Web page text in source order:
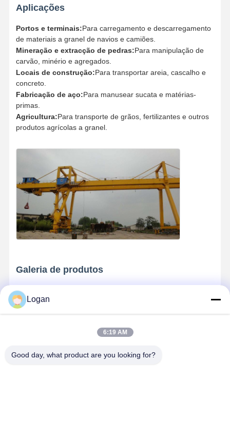
Aplicações
Portos e terminais:Para carregamento e descarregamento
de materiais a granel de navios e camiões.
Mineração e extracção de pedras:Para manipulação de
carvão, minério e agregados.
Locais de construção:Para transportar areia, cascalho e
concreto.
Fabricação de aço:Para manusear sucata e matérias-
primas.
Agricultura:Para transporte de grãos, fertilizantes e outros
produtos agrícolas a granel.
Galeria de produtos
Logan
6:19 AM
Good day, what product are you looking for?